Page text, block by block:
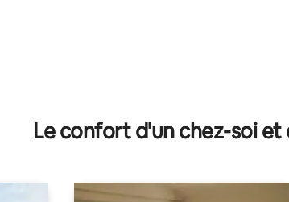
Le confort d'un chez-soi